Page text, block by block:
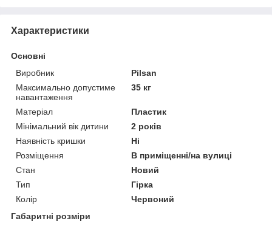
Характеристики
Основні
Виробник
Pilsan
Максимально допустиме
навантаження
35 кг
Матеріал
Пластик
Мінімальний вік дитини
2 років
Наявність кришки
Ні
Розміщення
В приміщенні/на вулиці
Стан
Новий
Тип
Гірка
Колір
Червоний
Габаритні розміри